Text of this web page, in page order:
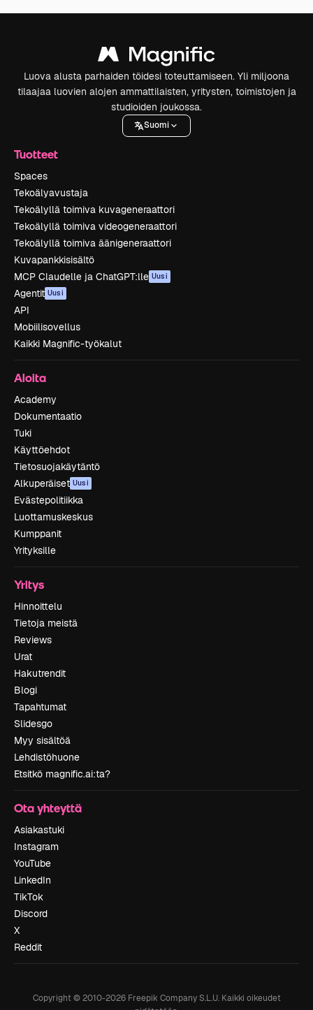
Luova alusta parhaiden töidesi toteuttamiseen. Yli miljoona
tilaajaa luovien alojen ammattilaisten, yritysten, toimistojen ja
studioiden joukossa.
Suomi
Tuotteet
Spaces
Tekoälyavustaja
Tekoälyllä toimiva kuvageneraattori
Tekoälyllä toimiva videogeneraattori
Tekoälyllä toimiva äänigeneraattori
Kuvapankkisisältö
MCP Claudelle ja ChatGPT:lle Uusi
Agentit Uusi
API
Mobiilisovellus
Kaikki Magnific-työkalut
Aloita
Academy
Dokumentaatio
Tuki
Käyttöehdot
Tietosuojakäytäntö
Alkuperäiset Uusi
Evästepolitiikka
Luottamuskeskus
Kumppanit
Yrityksille
Yritys
Hinnoittelu
Tietoja meistä
Reviews
Urat
Hakutrendit
Blogi
Tapahtumat
Slidesgo
Myy sisältöä
Lehdistöhuone
Etsitkö magnific.ai:ta?
Ota yhteyttä
Asiakastuki
Instagram
YouTube
LinkedIn
TikTok
Discord
X
Reddit
Copyright © 2010-2026Freepik Company S.L.U. Kaikki oikeudet